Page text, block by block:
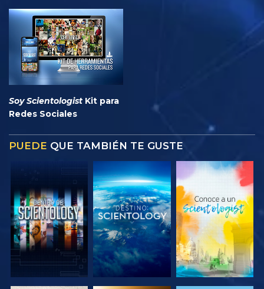
Soy Scientologist Kit para
Redes Sociales
PUEDE QUE TAMBIÉN TE GUSTE